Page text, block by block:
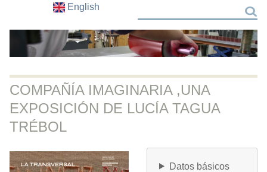
English
Buscar
COMPAÑÍA IMAGINARIA ,UNA
EXPOSICIÓN DE LUCÍA TAGUA
TRÉBOL
Datos básicos